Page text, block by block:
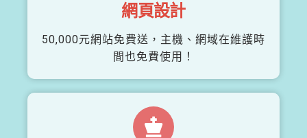
網頁設計
50,000元網站免費送，主機、網域在維護時
間也免費使用！